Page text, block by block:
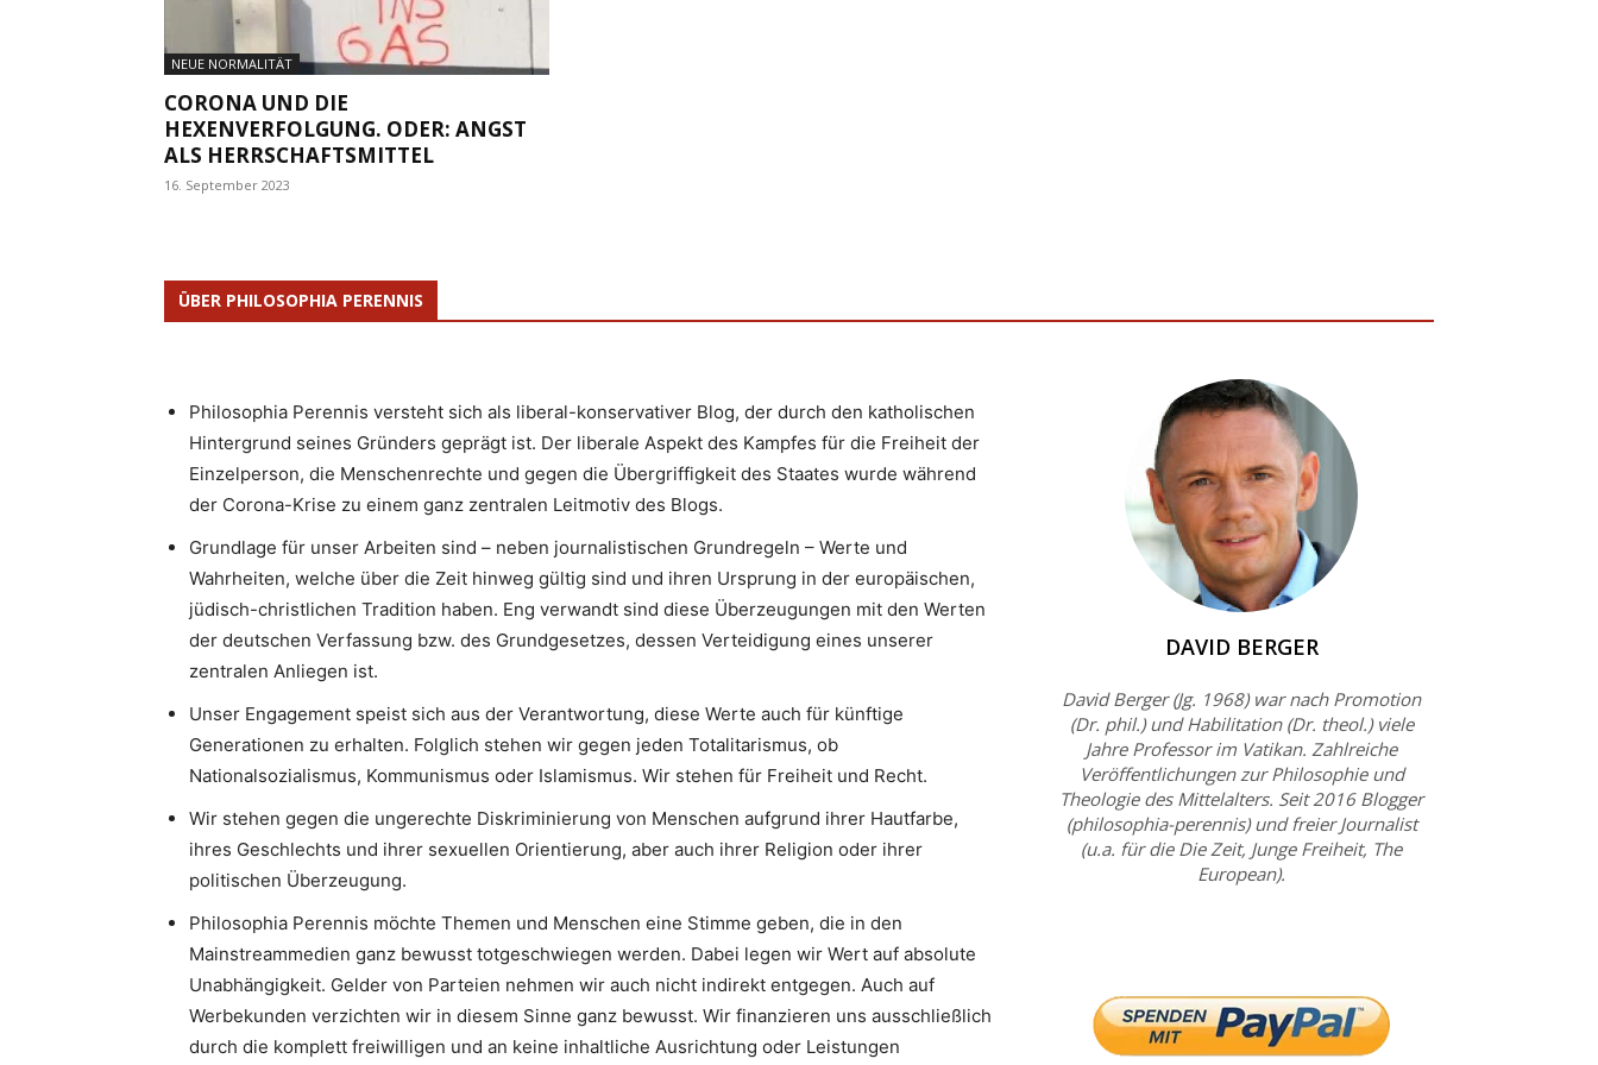
NEUE NORMALITÄT
CORONA UND DIE
HEXENVERFOLGUNG. ODER: ANGST
ALS HERRSCHAFTSMITTEL
16. September 2023
ÜBER PHILOSOPHIA PERENNIS
Philosophia Perennis versteht sich als liberal-konservativer Blog, der durch den katholischen
Hintergrund seines Gründers geprägt ist. Der liberale Aspekt des Kampfes für die Freiheit der
Einzelperson, die Menschenrechte und gegen die Übergriffigkeit des Staates wurde während
der Corona-Krise zu einem ganz zentralen Leitmotiv des Blogs.
Grundlage für unser Arbeiten sind – neben journalistischen Grundregeln – Werte und
Wahrheiten, welche über die Zeit hinweg gültig sind und ihren Ursprung in der europäischen,
jüdisch-christlichen Tradition haben. Eng verwandt sind diese Überzeugungen mit den Werten
der deutschen Verfassung bzw. des Grundgesetzes, dessen Verteidigung eines unserer
zentralen Anliegen ist.
Unser Engagement speist sich aus der Verantwortung, diese Werte auch für künftige
Generationen zu erhalten. Folglich stehen wir gegen jeden Totalitarismus, ob
Nationalsozialismus, Kommunismus oder Islamismus. Wir stehen für Freiheit und Recht.
Wir stehen gegen die ungerechte Diskriminierung von Menschen aufgrund ihrer Hautfarbe,
ihres Geschlechts und ihrer sexuellen Orientierung, aber auch ihrer Religion oder ihrer
politischen Überzeugung.
Philosophia Perennis möchte Themen und Menschen eine Stimme geben, die in den
Mainstreammedien ganz bewusst totgeschwiegen werden. Dabei legen wir Wert auf absolute
Unabhängigkeit. Gelder von Parteien nehmen wir auch nicht indirekt entgegen. Auch auf
Werbekunden verzichten wir in diesem Sinne ganz bewusst. Wir finanzieren uns ausschließlich
durch die komplett freiwilligen und an keine inhaltliche Ausrichtung oder Leistungen
DAVID BERGER
David Berger (Jg. 1968) war nach Promotion
(Dr. phil.) und Habilitation (Dr. theol.) viele
Jahre Professor im Vatikan. Zahlreiche
Veröffentlichungen zur Philosophie und
Theologie des Mittelalters. Seit 2016 Blogger
(philosophia-perennis) und freier Journalist
(u.a. für die Die Zeit, Junge Freiheit, The
European).